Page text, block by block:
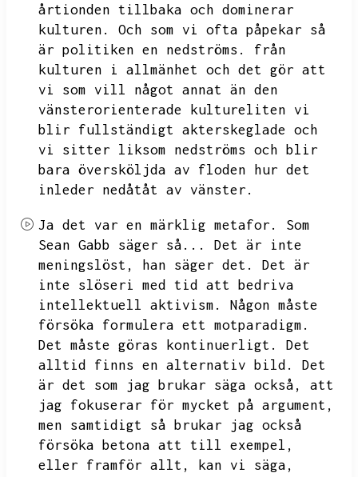
årtionden tillbaka och dominerar
kulturen.
Och som vi ofta påpekar så
är politiken en nedströms.
från
kulturen i allmänhet och det gör att
vi som vill något annat än den
vänsterorienterade kultureliten vi
blir fullständigt akterskeglade och
vi
sitter liksom nedströms och blir
bara översköljda av floden hur det
inleder nedåtåt av vänster.
Ja det var en märklig metafor.
Som
Sean Gabb säger så...
Det är inte
meningslöst,
han säger det.
Det är
inte slöseri med tid att bedriva
intellektuell aktivism.
Någon måste
försöka formulera ett motparadigm.
Det måste göras kontinuerligt.
Det
alltid finns en alternativ bild.
Det
är det som jag brukar säga också,
att
jag fokuserar för mycket på argument,
men samtidigt så brukar jag också
försöka betona att till exempel,
eller framför allt,
kan vi säga,